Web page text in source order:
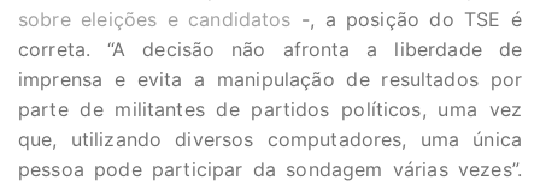
sobre eleições e candidatos -, a posição do TSE é
correta. “A decisão não afronta a liberdade de
imprensa e evita a manipulação de resultados por
parte de militantes de partidos políticos, uma vez
que, utilizando diversos computadores, uma única
pessoa pode participar da sondagem várias vezes”.